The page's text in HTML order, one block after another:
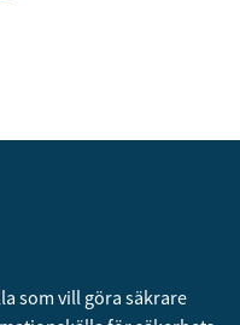
som vill göra säkrare